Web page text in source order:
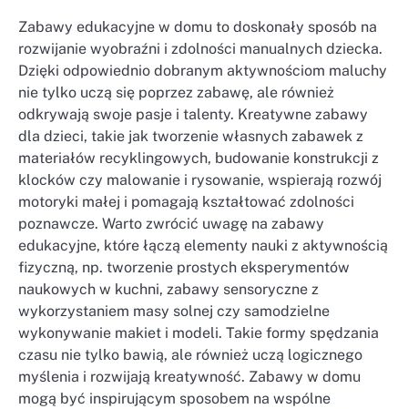
Zabawy edukacyjne w domu to doskonały sposób na
rozwijanie wyobraźni i zdolności manualnych dziecka.
Dzięki odpowiednio dobranym aktywnościom maluchy
nie tylko uczą się poprzez zabawę, ale również
odkrywają swoje pasje i talenty. Kreatywne zabawy
dla dzieci, takie jak tworzenie własnych zabawek z
materiałów recyklingowych, budowanie konstrukcji z
klocków czy malowanie i rysowanie, wspierają rozwój
motoryki małej i pomagają kształtować zdolności
poznawcze. Warto zwrócić uwagę na zabawy
edukacyjne, które łączą elementy nauki z aktywnością
fizyczną, np. tworzenie prostych eksperymentów
naukowych w kuchni, zabawy sensoryczne z
wykorzystaniem masy solnej czy samodzielne
wykonywanie makiet i modeli. Takie formy spędzania
czasu nie tylko bawią, ale również uczą logicznego
myślenia i rozwijają kreatywność. Zabawy w domu
mogą być inspirującym sposobem na wspólne